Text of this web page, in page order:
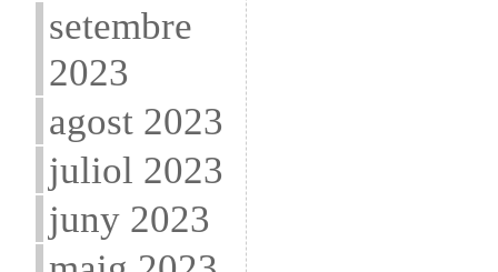
setembre
2023
agost 2023
juliol 2023
juny 2023